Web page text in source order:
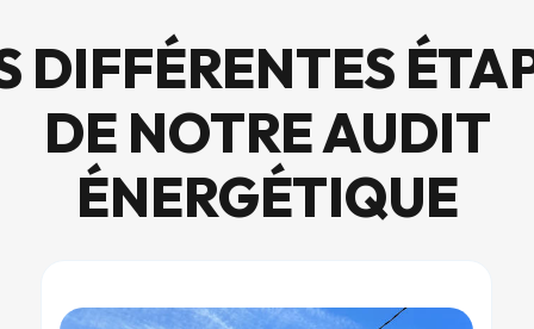
DIFFÉRENTES
DE NOTRE AUDIT
ÉNERGÉTIQUE